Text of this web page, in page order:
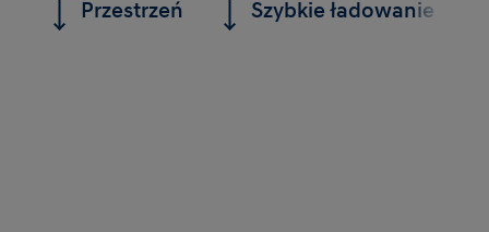
Przestrzeń Szybkie ładowanie